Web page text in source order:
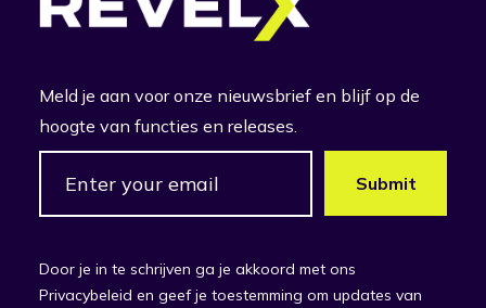
Meld je aan voor onze nieuwsbrief en blijf op de
hoogte van functies en releases.
Door je in te schrijven ga je akkoord met ons
Privacybeleid en geef je toestemming om updates van